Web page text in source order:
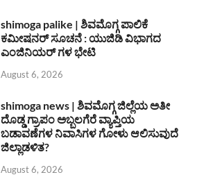
shimoga palike | ಶಿವಮೊಗ್ಗ ಪಾಲಿಕೆ
ಕಮೀಷನರ್ ಸೂಚನೆ : ಯುಜಿಡಿ ವಿಭಾಗದ
ಎಂಜಿನಿಯರ್ ಗಳ ಭೇಟಿ
August 6, 2026
shimoga news | ಶಿವಮೊಗ್ಗ ಜಿಲ್ಲೆಯ ಅತೀ
ದೊಡ್ಡ ಗ್ರಾಪಂ ಅಬ್ಬಲಗೆರೆ ವ್ಯಾಪ್ತಿಯ
ಬಡಾವಣೆಗಳ ನಿವಾಸಿಗಳ ಗೋಳು ಆಲಿಸುವುದೆ
ಜಿಲ್ಲಾಡಳಿತ?
August 6, 2026